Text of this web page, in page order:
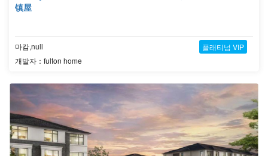
镇屋
마캄,null
개발자：fulton home
플래티넘 VIP